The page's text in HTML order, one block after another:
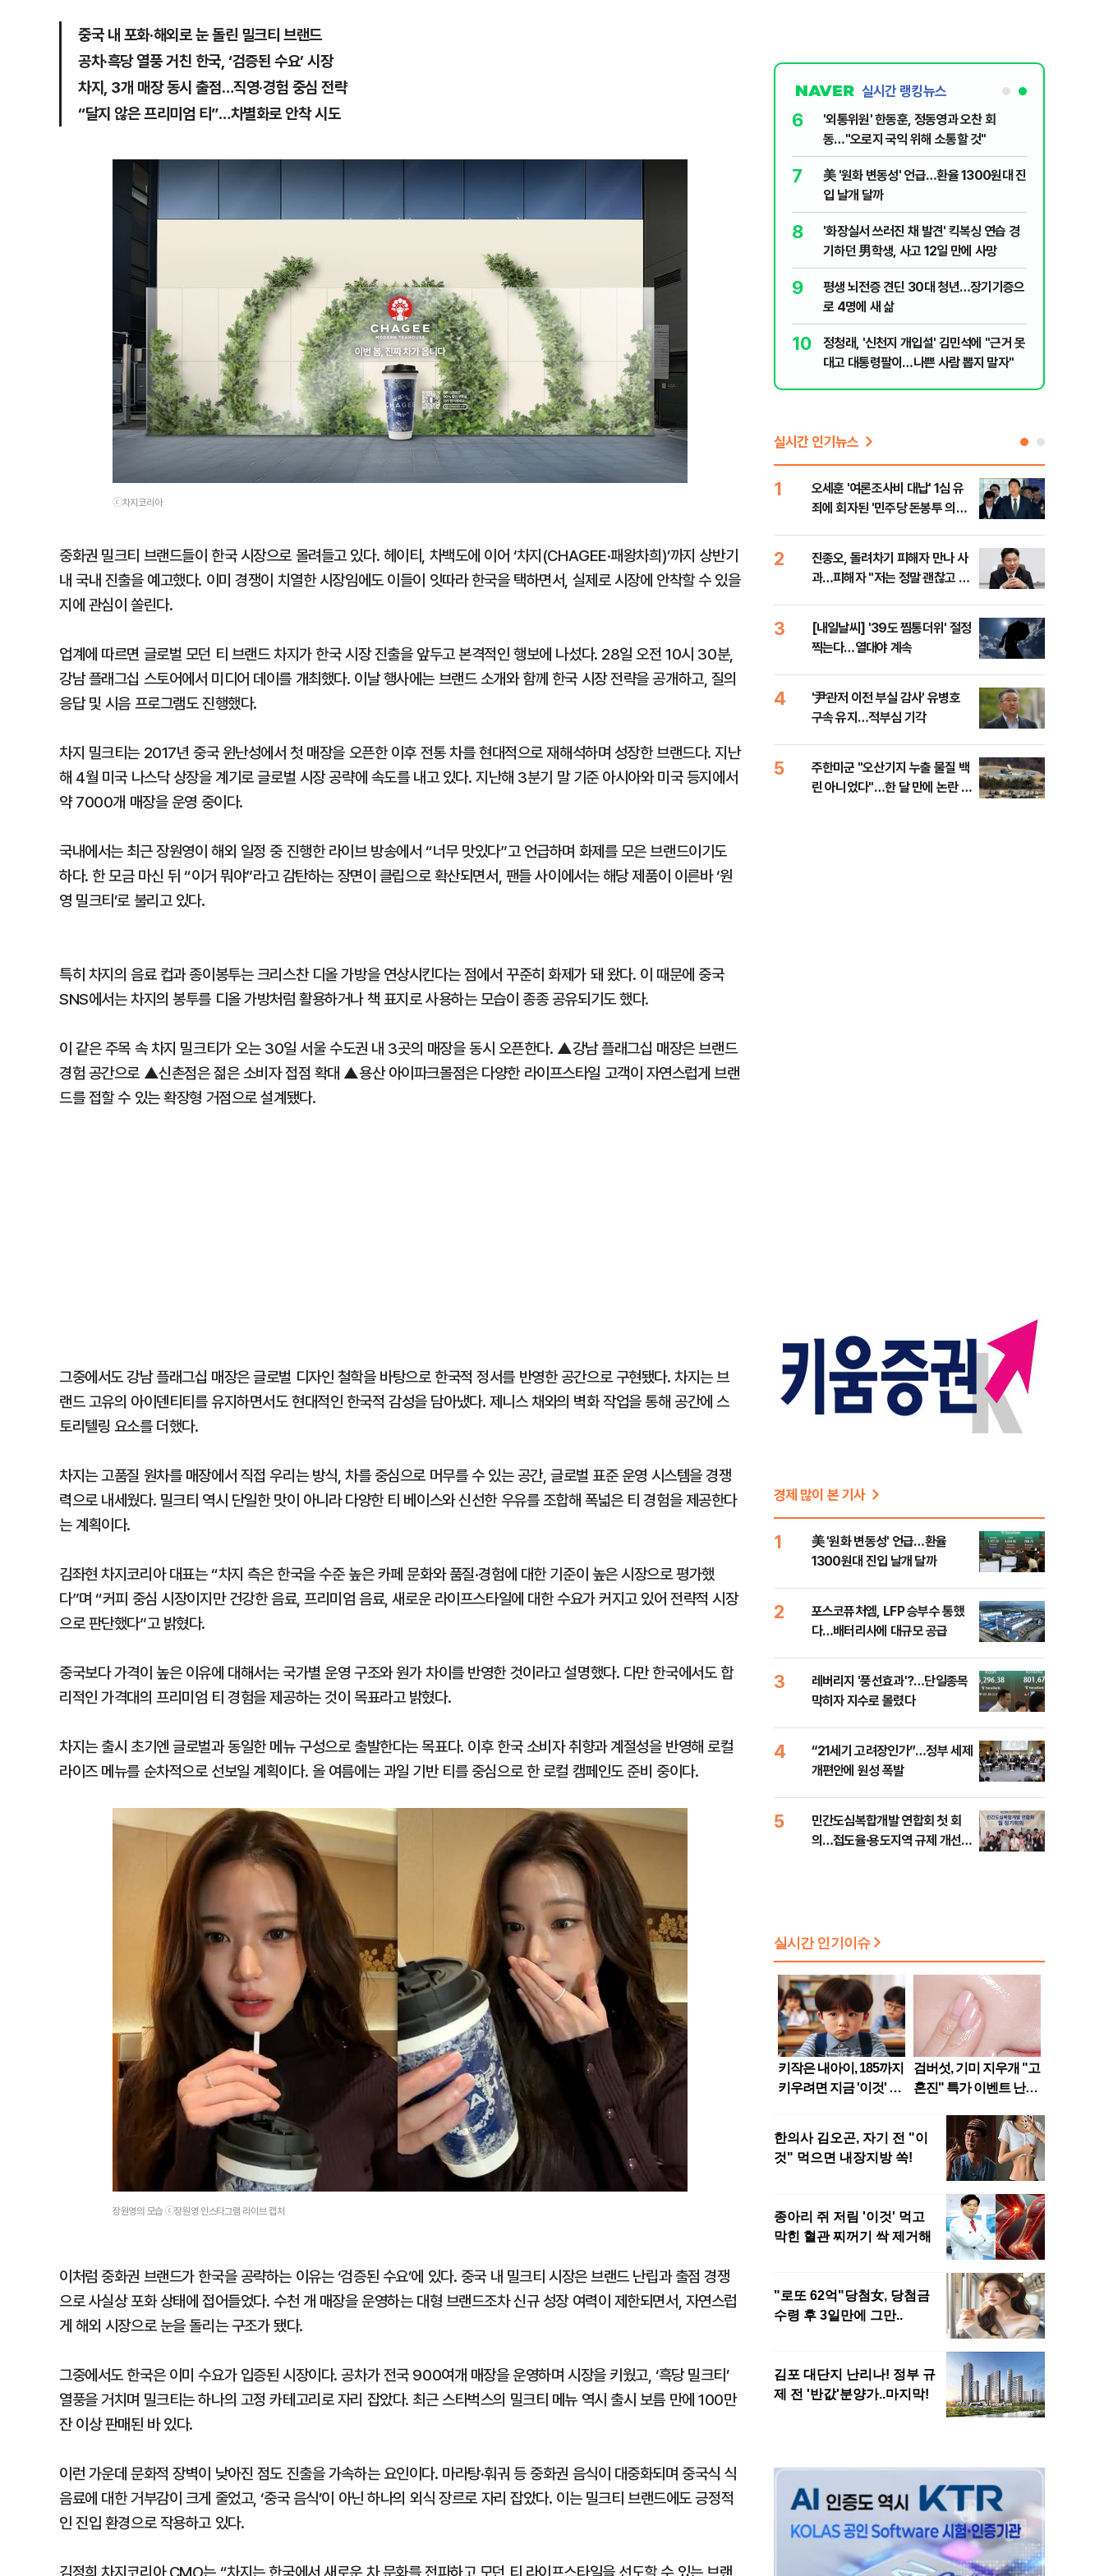
중국 내 포화·해외로 눈 돌린 밀크티 브랜드
공차·흑당 열풍 거친 한국, ‘검증된 수요’ 시장
차지, 3개 매장 동시 출점…직영·경험 중심 전략
“달지 않은 프리미엄 티”…차별화로 안착 시도
ⓒ차지코리아
중화권 밀크티 브랜드들이 한국 시장으로 몰려들고 있다. 헤이티, 차백도에 이어 ‘차지(CHAGEE·패왕차희)’까지 상반기
내 국내 진출을 예고했다. 이미 경쟁이 치열한 시장임에도 이들이 잇따라 한국을 택하면서, 실제로 시장에 안착할 수 있을
지에 관심이 쏠린다.
업계에 따르면 글로벌 모던 티 브랜드 차지가 한국 시장 진출을 앞두고 본격적인 행보에 나섰다. 28일 오전 10시 30분,
강남 플래그십 스토어에서 미디어 데이를 개최했다. 이날 행사에는 브랜드 소개와 함께 한국 시장 전략을 공개하고, 질의
응답 및 시음 프로그램도 진행했다.
차지 밀크티는 2017년 중국 윈난성에서 첫 매장을 오픈한 이후 전통 차를 현대적으로 재해석하며 성장한 브랜드다. 지난
해 4월 미국 나스닥 상장을 계기로 글로벌 시장 공략에 속도를 내고 있다. 지난해 3분기 말 기준 아시아와 미국 등지에서
약 7000개 매장을 운영 중이다.
국내에서는 최근 장원영이 해외 일정 중 진행한 라이브 방송에서 “너무 맛있다”고 언급하며 화제를 모은 브랜드이기도
하다. 한 모금 마신 뒤 “이거 뭐야”라고 감탄하는 장면이 클립으로 확산되면서, 팬들 사이에서는 해당 제품이 이른바 ‘원
영 밀크티’로 불리고 있다.
특히 차지의 음료 컵과 종이봉투는 크리스찬 디올 가방을 연상시킨다는 점에서 꾸준히 화제가 돼 왔다. 이 때문에 중국
SNS에서는 차지의 봉투를 디올 가방처럼 활용하거나 책 표지로 사용하는 모습이 종종 공유되기도 했다.
이 같은 주목 속 차지 밀크티가 오는 30일 서울 수도권 내 3곳의 매장을 동시 오픈한다. ▲강남 플래그십 매장은 브랜드
경험 공간으로 ▲신촌점은 젊은 소비자 접점 확대 ▲용산 아이파크몰점은 다양한 라이프스타일 고객이 자연스럽게 브랜
드를 접할 수 있는 확장형 거점으로 설계됐다.
그중에서도 강남 플래그십 매장은 글로벌 디자인 철학을 바탕으로 한국적 정서를 반영한 공간으로 구현됐다. 차지는 브
랜드 고유의 아이덴티티를 유지하면서도 현대적인 한국적 감성을 담아냈다. 제니스 채와의 벽화 작업을 통해 공간에 스
토리텔링 요소를 더했다.
차지는 고품질 원차를 매장에서 직접 우리는 방식, 차를 중심으로 머무를 수 있는 공간, 글로벌 표준 운영 시스템을 경쟁
력으로 내세웠다. 밀크티 역시 단일한 맛이 아니라 다양한 티 베이스와 신선한 우유를 조합해 폭넓은 티 경험을 제공한다
는 계획이다.
김좌현 차지코리아 대표는 “차지 측은 한국을 수준 높은 카페 문화와 품질·경험에 대한 기준이 높은 시장으로 평가했
다”며 “커피 중심 시장이지만 건강한 음료, 프리미엄 음료, 새로운 라이프스타일에 대한 수요가 커지고 있어 전략적 시장
으로 판단했다”고 밝혔다.
중국보다 가격이 높은 이유에 대해서는 국가별 운영 구조와 원가 차이를 반영한 것이라고 설명했다. 다만 한국에서도 합
리적인 가격대의 프리미엄 티 경험을 제공하는 것이 목표라고 밝혔다.
차지는 출시 초기엔 글로벌과 동일한 메뉴 구성으로 출발한다는 목표다. 이후 한국 소비자 취향과 계절성을 반영해 로컬
라이즈 메뉴를 순차적으로 선보일 계획이다. 올 여름에는 과일 기반 티를 중심으로 한 로컬 캠페인도 준비 중이다.
장원영의 모습 ⓒ장원영 인스타그램 라이브 캡처
이처럼 중화권 브랜드가 한국을 공략하는 이유는 ‘검증된 수요’에 있다. 중국 내 밀크티 시장은 브랜드 난립과 출점 경쟁
으로 사실상 포화 상태에 접어들었다. 수천 개 매장을 운영하는 대형 브랜드조차 신규 성장 여력이 제한되면서, 자연스럽
게 해외 시장으로 눈을 돌리는 구조가 됐다.
그중에서도 한국은 이미 수요가 입증된 시장이다. 공차가 전국 900여개 매장을 운영하며 시장을 키웠고, ‘흑당 밀크티’
열풍을 거치며 밀크티는 하나의 고정 카테고리로 자리 잡았다. 최근 스타벅스의 밀크티 메뉴 역시 출시 보름 만에 100만
잔 이상 판매된 바 있다.
이런 가운데 문화적 장벽이 낮아진 점도 진출을 가속하는 요인이다. 마라탕·훠궈 등 중화권 음식이 대중화되며 중국식 식
음료에 대한 거부감이 크게 줄었고, ‘중국 음식’이 아닌 하나의 외식 장르로 자리 잡았다. 이는 밀크티 브랜드에도 긍정적
인 진입 환경으로 작용하고 있다.
실시간 랭킹뉴스
2
지진에 3000만원 기부했는데 비난받은
日 여성...무슨 일?
었다"…한 달 만에 논란 진화
4
오세훈 '여론조사비 대납' 1심 유죄에 회자
5
[내일날씨] '39도 찜통더위' 절정 찍는
다…열대야 계속
6
'외통위원' 한동훈, 정동영과 오찬 회
동…"오로지 국익 위해 소통할 것"
7
美 '원화 변동성' 언급…환율 1300원대 진
입 날개 달까
8
'화장실서 쓰러진 채 발견' 킥복싱 연습 경
기하던 男학생, 사고 12일 만에 사망
9
평생 뇌전증 견딘 30대 청년…장기기증으
로 4명에 새 삶
10
정청래, '신천지 개입설' 김민석에 "근거 못
대고 대통령팔이…나쁜 사람 뽑지 말자"
실시간 인기뉴스
1
오세훈 '여론조사비 대납' 1심 유
죄에 회자된 '민주당 돈봉투 의
2
진종오, 돌려차기 피해자 만나 사
과…피해자 "저는 정말 괜찮고 징
3
[내일날씨] '39도 찜통더위' 절정
찍는다…열대야 계속
4
'尹관저 이전 부실 감사' 유병호
구속 유지…적부심 기각
5
주한미군 "오산기지 누출 물질 백
린 아니었다"…한 달 만에 논란 진
경제 많이 본 기사
1
美 '원화 변동성' 언급…환율
1300원대 진입 날개 달까
2
포스코퓨처엠, LFP 승부수 통했
다…배터리사에 대규모 공급
3
레버리지 '풍선효과'?…단일종목
막히자 지수로 몰렸다
4
“21세기 고려장인가”…정부 세제
개편안에 원성 폭발
5
민간도심복합개발 연합회 첫 회
의…접도율·용도지역 규제 개선